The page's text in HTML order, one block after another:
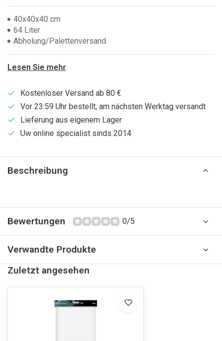
40x40x40 cm
64 Liter
Abholung/Palettenversand
Lesen Sie mehr
Kostenloser Versand ab 80 €
Vor 23:59 Uhr bestellt, am nächsten Werktag versandt
Lieferung aus eigenem Lager
Uw online specialist sinds 2014
Beschreibung
Bewertungen 0/5
Verwandte Produkte
Zuletzt angesehen